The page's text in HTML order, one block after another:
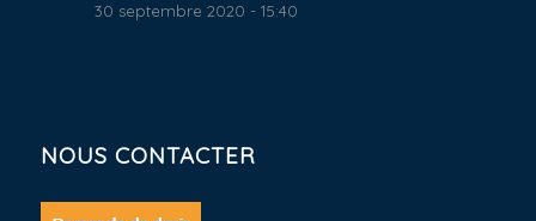
30 septembre 2020 - 15:40
NOUS CONTACTER